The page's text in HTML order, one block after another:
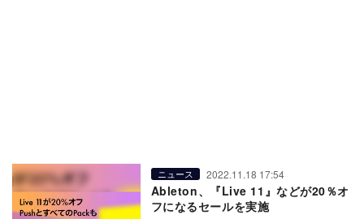
ニュース 2022.11.18 17:54
Ableton、『Live 11』などが20％オ
フになるセールを実施